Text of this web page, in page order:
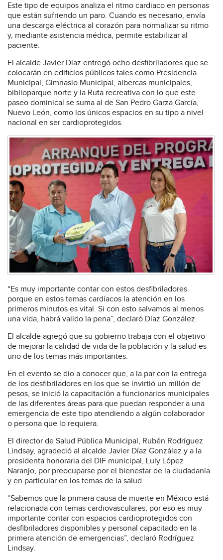
Este tipo de equipos analiza el ritmo cardiaco en personas
que están sufriendo un paro. Cuando es necesario, envía
una descarga eléctrica al corazón para normalizar su ritmo
y, mediante asistencia médica, permite estabilizar al
paciente.
El alcalde Javier Díaz entregó ocho desfibriladores que se
colocarán en edificios públicos tales como Presidencia
Municipal, Gimnasio Municipal, albercas municipales,
biblioparque norte y la Ruta recreativa con lo que este
paseo dominical se suma al de San Pedro Garza García,
Nuevo León, como los únicos espacios en su tipo a nivel
nacional en ser cardioprotegidos.
“Es muy importante contar con estos desfibriladores
porque en estos temas cardíacos la atención en los
primeros minutos es vital. Si con esto salvamos al menos
una vida, habrá valido la pena”, declaró Díaz González.
El alcalde agregó que su gobierno trabaja con el objetivo
de mejorar la calidad de vida de la población y la salud es
uno de los temas más importantes.
En el evento se dio a conocer que, a la par con la entrega
de los desfibriladores en los que se invirtió un millón de
pesos, se inició la capacitación a funcionarios municipales
de las diferentes áreas para que puedan responder a una
emergencia de este tipo atendiendo a algún colaborador
o persona que lo requiera.
El director de Salud Pública Municipal, Rubén Rodríguez
Lindsay, agradeció al alcalde Javier Díaz González y a la
presidenta honoraria del DIF municipal, Luly López
Naranjo, por preocuparse por el bienestar de la ciudadanía
y en particular en los temas de la salud.
“Sabemos que la primera causa de muerte en México está
relacionada con temas cardiovasculares, por eso es muy
importante contar con espacios cardioprotegidos con
desfibriladores disponibles y personal capacitado en la
primera atención de emergencias”, declaró Rodríguez
Lindsay.